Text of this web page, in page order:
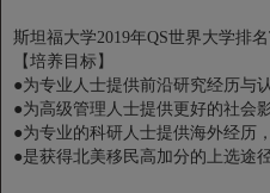
斯坦福大学2019年QS世界大学排
【培养目标】
●为专业人士提供前沿研究经历与
●为高级管理人士提供更好的社会
●为专业的科研人士提供海外经历
●是获得北美移民高加分的上选途径